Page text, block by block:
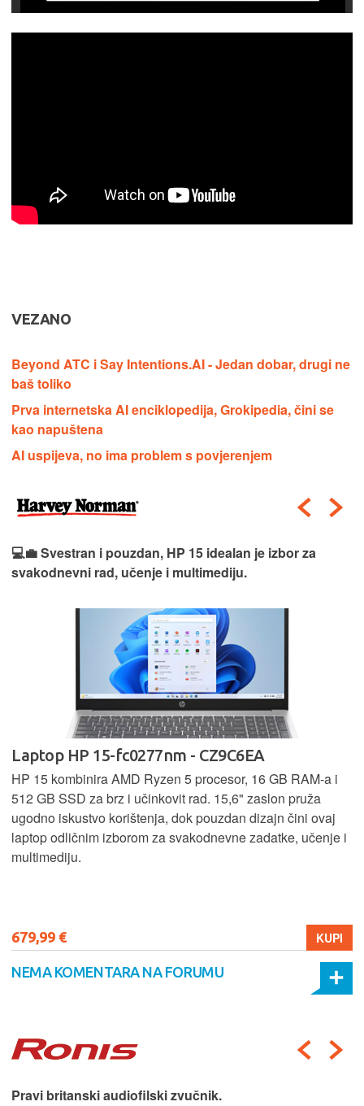
VEZANO
Beyond ATC i Say Intentions.AI - Jedan dobar, drugi ne
baš toliko
Prva internetska AI enciklopedija, Grokipedia, čini se
kao napuštena
AI uspijeva, no ima problem s povjerenjem
💻💼 Svestran i pouzdan, HP 15 idealan je izbor za
svakodnevni rad, učenje i multimediju.
Laptop HP 15-fc0277nm - CZ9C6EA
HP 15 kombinira AMD Ryzen 5 procesor, 16 GB RAM-a i
512 GB SSD za brz i učinkovit rad. 15,6" zaslon pruža
ugodno iskustvo korištenja, dok pouzdan dizajn čini ovaj
laptop odličnim izborom za svakodnevne zadatke, učenje i
multimediju.
679,99 € KUPI
NEMA KOMENTARA NA FORUMU
Pravi britanski audiofilski zvučnik.